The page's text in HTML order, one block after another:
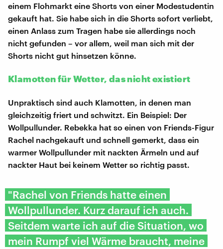
einem Flohmarkt eine Shorts von einer Modestudentin
gekauft hat. Sie habe sich in die Shorts sofort verliebt,
einen Anlass zum Tragen habe sie allerdings noch
nicht gefunden – vor allem, weil man sich mit der
Shorts nicht gut hinsetzen könne.
Klamotten für Wetter, das nicht existiert
Unpraktisch sind auch Klamotten, in denen man
gleichzeitig friert und schwitzt. Ein Beispiel: Der
Wollpullunder. Rebekka hat so einen von Friends-Figur
Rachel nachgekauft und schnell gemerkt, dass ein
warmer Wollpullunder mit nackten Ärmeln und auf
nackter Haut bei keinem Wetter so richtig passt.
"Rachel von Friends hatte einen
Wollpullunder. Kurz darauf ich auch.
Seitdem warte ich auf die Situation, wo
mein Rumpf viel Wärme braucht, meine